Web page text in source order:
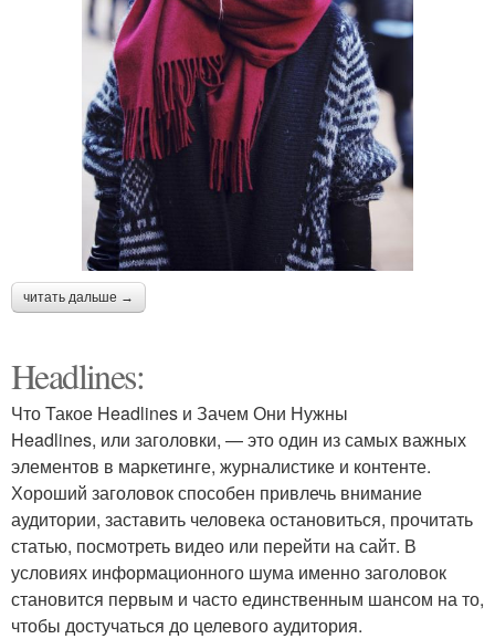
читать дальше →
Headlines:
Что Такое Headlines и Зачем Они Нужны
Headlines, или заголовки, — это один из самых важных
элементов в маркетинге, журналистике и контенте.
Хороший заголовок способен привлечь внимание
аудитории, заставить человека остановиться, прочитать
статью, посмотреть видео или перейти на сайт. В
условиях информационного шума именно заголовок
становится первым и часто единственным шансом на то,
чтобы достучаться до целевого аудитория.